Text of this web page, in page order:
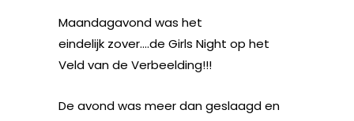
Maandagavond was het
eindelijk zover….de Girls Night op het
Veld van de Verbeelding!!!
De avond was meer dan geslaagd en